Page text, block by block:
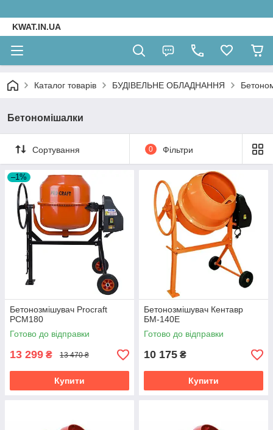
KWAT.IN.UA
Каталог товарів БУДІВЕЛЬНЕ ОБЛАДНАННЯ
Бетономішалки
Сортування 0 Фільтри
–1%
Бетонозмішувач Procraft
PCM180
Готово до відправки
13 299 ₴ 13 470 ₴
Купити
Бетонозмішувач Кентавр
БМ-140Е
Готово до відправки
10 175 ₴
Купити